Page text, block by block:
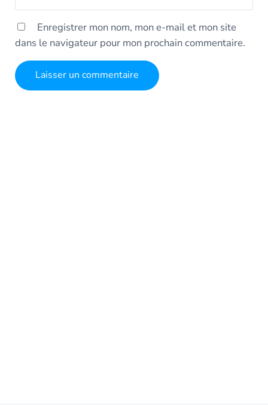
Enregistrer mon nom, mon e-mail et mon site
dans le navigateur pour mon prochain commentaire.